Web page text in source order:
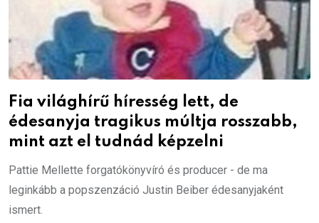
Fia világhírű híresség lett, de
édesanyja tragikus múltja rosszabb,
mint azt el tudnád képzelni
Pattie Mellette forgatókönyvíró és producer - de ma
leginkább a popszenzáció Justin Beiber édesanyjaként
ismert.